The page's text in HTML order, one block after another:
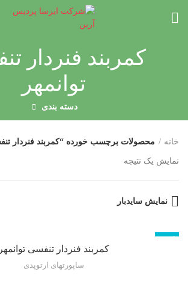
کمربند فنردار
توانمهر
دسته بندی
خانه محصولات برچسب خورده “کمربند فنردار
نمایش یک نتیجه
نمایش سایدبار
ناموجود
کمربند فنردار تنفسی توانمهر
ساپورتهای ارتوپدی